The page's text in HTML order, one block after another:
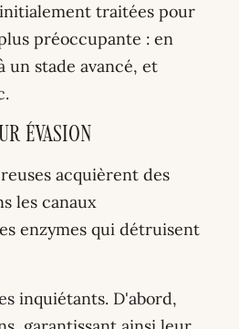
traitées pour
préoccupante : en
un stade avancé, et
évasion
acquièrent des
les canaux
enzymes qui détruisent
inquiétants. D'abord,